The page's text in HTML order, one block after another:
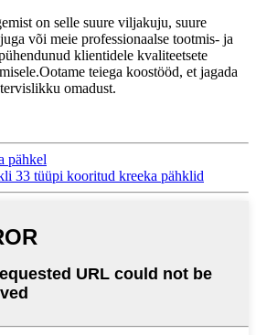
on selle suure viljakuju, suure
või meie professionaalse tootmis- ja
klientidele kvaliteetsete
teiega koostööd, et jagada
omadust.
pähkel
33 tüüpi kooritud kreeka pähklid